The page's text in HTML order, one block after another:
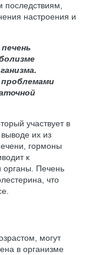
последствиям,
настроения и
участвует в
их из
гормоны
к
органы. Печень
что
могут
в организме